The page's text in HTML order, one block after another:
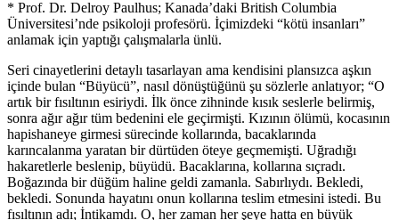
* Prof. Dr. Delroy Paulhus; Kanada’daki British Columbia
Üniversitesi’nde psikoloji profesörü. İçimizdeki “kötü insanları”
anlamak için yaptığı çalışmalarla ünlü.
Seri cinayetlerini detaylı tasarlayan ama kendisini plansızca aşkın
içinde bulan “Büyücü”, nasıl dönüştüğünü şu sözlerle anlatıyor; “O
artık bir fısıltının esiriydi. İlk önce zihninde kısık seslerle belirmiş,
sonra ağır ağır tüm bedenini ele geçirmişti. Kızının ölümü, kocasının
hapishaneye girmesi sürecinde kollarında, bacaklarında
karıncalanma yaratan bir dürtüden öteye geçmemişti. Uğradığı
hakaretlerle beslenip, büyüdü. Bacaklarına, kollarına sıçradı.
Boğazında bir düğüm haline geldi zamanla. Sabırlıydı. Bekledi,
bekledi. Sonunda hayatını onun kollarına teslim etmesini istedi. Bu
fısıltının adı; İntikamdı. O, her zaman her şeye hatta en büyük